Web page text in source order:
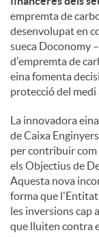
empremta de
desenvolupat en
sueca Doconomy
d'empremta de
eina fomenta
protecció del medi
La innovadora
de Caixa
per contribuir com
els Objectius de
Aquesta nova
forma que
les inversions cap
que lluiten contra